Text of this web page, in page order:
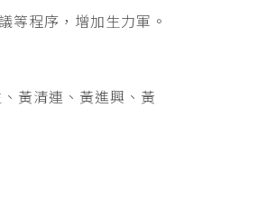
等程序，增加生力軍。
黃清連、黃進興、黃